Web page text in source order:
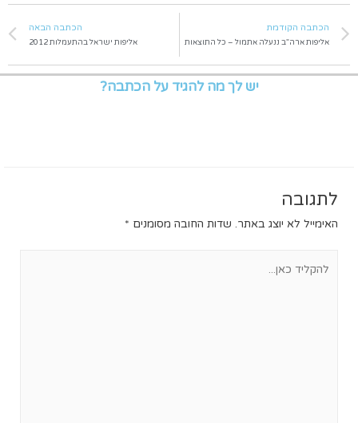
הכתבה הקודמת
אליפות ארה"ב ננעלה אתמול – כל התוצאות
הכתבה הבאה
אליפות ישראל בהתעמלות 2012
יש לך מה להגיד על הכתבה?
לתגובה
האימייל לא יוצג באתר. שדות החובה מסומנים *